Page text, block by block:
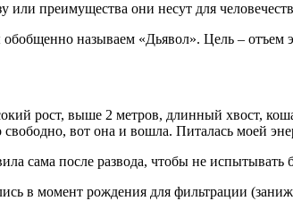
преимущества они несут для
называем «Дьявол». Цель –
рост, выше 2 метров, длинный хвост,
вот она и вошла. Питалась моей
сама после развода, чтобы не
в момент рождения для фильтрации